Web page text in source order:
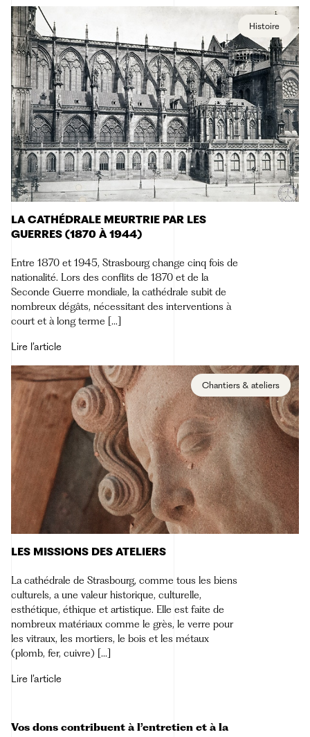
Histoire
LA CATHÉDRALE MEURTRIE PAR LES
GUERRES (1870 À 1944)
Entre 1870 et 1945, Strasbourg change cinq fois de
nationalité. Lors des conflits de 1870 et de la
Seconde Guerre mondiale, la cathédrale subit de
nombreux dégâts, nécessitant des interventions à
court et à long terme […]
Lire l’article
Chantiers & ateliers
LES MISSIONS DES ATELIERS
La cathédrale de Strasbourg, comme tous les biens
culturels, a une valeur historique, culturelle,
esthétique, éthique et artistique. Elle est faite de
nombreux matériaux comme le grès, le verre pour
les vitraux, les mortiers, le bois et les métaux
(plomb, fer, cuivre) […]
Lire l’article
Vos dons contribuent à l’entretien et à la